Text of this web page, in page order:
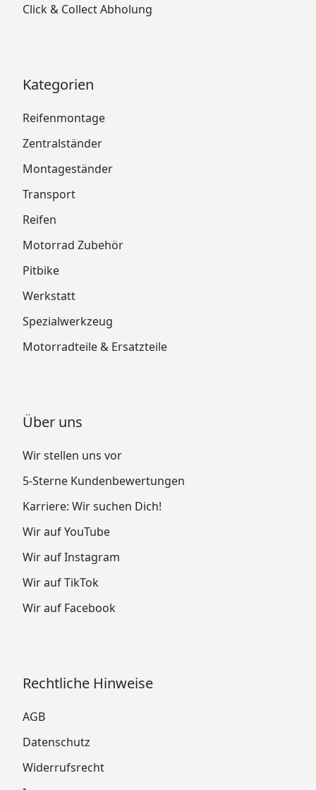
Click & Collect Abholung
Kategorien
Reifenmontage
Zentralständer
Montageständer
Transport
Reifen
Motorrad Zubehör
Pitbike
Werkstatt
Spezialwerkzeug
Motorradteile & Ersatzteile
Über uns
Wir stellen uns vor
5-Sterne Kundenbewertungen
Karriere: Wir suchen Dich!
Wir auf YouTube
Wir auf Instagram
Wir auf TikTok
Wir auf Facebook
Rechtliche Hinweise
AGB
Datenschutz
Widerrufsrecht